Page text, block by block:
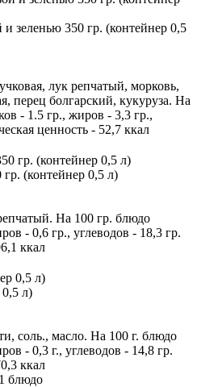
зеленью 350 гр. (контейнер 0,5
лук репчатый, морковь,
перец болгарский, кукуруза. На
- 1.5 гр., жиров - 3,3 гр.,
ценность - 52,7 ккал
(контейнер 0,5 л)
На 100 гр. блюдо
- 0,6 гр., углеводов - 18,3 гр.
ккал
0,5 л)
соль., масло. На 100 г. блюдо
- 0,3 г., углеводов - 14,8 гр.
ккал
блюдо